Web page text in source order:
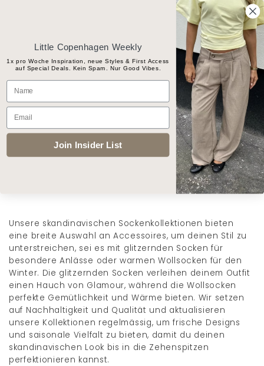
Products
search
START / GESCHENKE-GUIDE / SOCKEN
Unsere skandinavischen Sockenkollektionen bieten
eine breite Auswahl an Accessoires, um deinen Stil zu
unterstreichen, sei es mit glitzernden Socken für
besondere Anlässe oder warmen Wollsocken für den
Winter. Die glitzernden Socken verleihen deinem Outfit
einen Hauch von Glamour, während die Wollsocken
perfekte Gemütlichkeit und Wärme bieten. Wir setzen
auf Nachhaltigkeit und Qualität und aktualisieren
unsere Kollektionen regelmässig, um frische Designs
und saisonale Vielfalt zu bieten, damit du deinen
skandinavischen Look bis in die Zehenspitzen
perfektionieren kannst.
Little Copenhagen Weekly
1x pro Woche Inspiration, neue Styles & First Access
auf Special Deals. Kein Spam. Nur Good Vibes.
Name
Email
Join Insider List